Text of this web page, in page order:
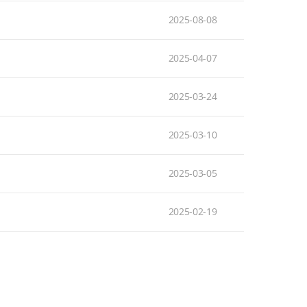
2025-08-08
2025-04-07
2025-03-24
2025-03-10
2025-03-05
2025-02-19